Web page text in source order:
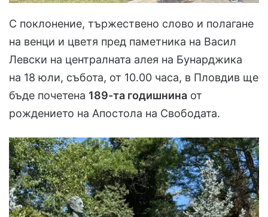
С поклонение, тържествено слово и полагане
на венци и цветя пред паметника на Васил
Левски на централната алея на Бунарджика
на 18 юли, събота, от 10.00 часа, в Пловдив ще
бъде почетена 189-та годишнина от
рождението на Апостола на Свободата.